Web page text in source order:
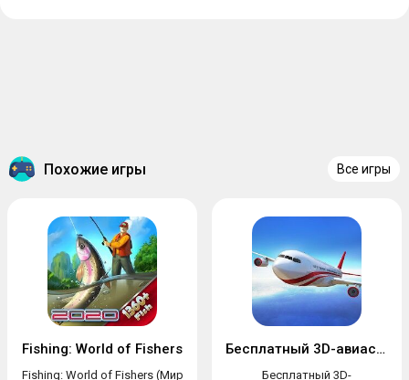
Похожие игры Все игры
Fishing: World of Fishers
Fishing: World of Fishers (Мир
Бесплатный 3D-авиасимулятор
Бесплатный 3D-